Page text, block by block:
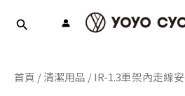
首頁 /清潔用品 / IR-1.3車架內走線
IR-